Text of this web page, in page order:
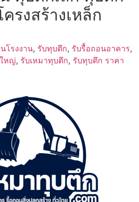
รงสร้างเหล็ก
โรงงาน, รับทุบตึก, รับรื้อถอนอาคาร,
หญ่, รับเหมาทุบตึก, รับทุบตึก ราคา